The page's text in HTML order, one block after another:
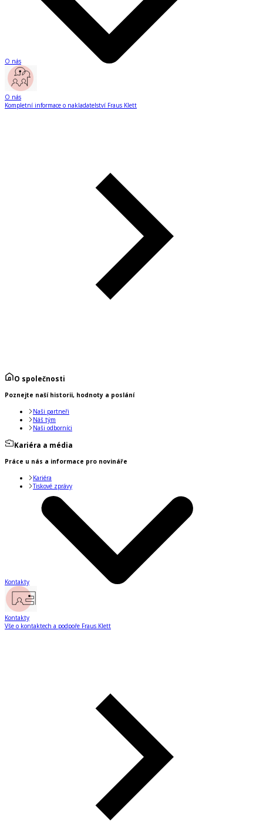
O nás
O nás
Kompletní informace o nakladatelství Fraus Klett
O společnosti
Poznejte naší historii, hodnoty a poslání
Naši partneři
Náš tým
Naši odborníci
Kariéra a média
Práce u nás a informace pro novináře
Kariéra
Tiskové zprávy
Kontakty
Kontakty
Vše o kontaktech a podpoře Fraus Klett